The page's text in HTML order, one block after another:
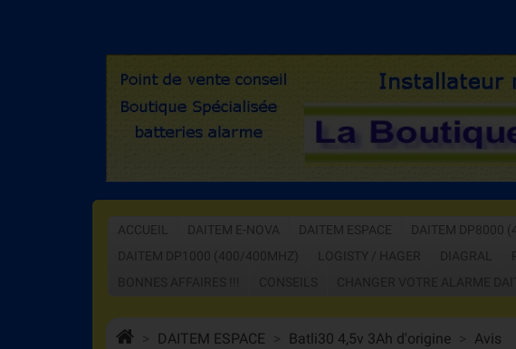
ACCUEIL DAITEM E-NOVA DAITEM ESPACE DAITEM DP8000
DAITEM DP1000 (400/400MHZ)
LOGISTY / HAGER DIAGRAL
DAITEM ESPACE Batli30 4,5v 3Ah d'origine Avis